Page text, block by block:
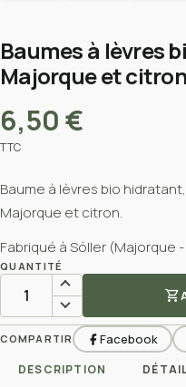
Baumes à lèvres
Majorque et citron
6,50 €
TTC
Baume à lèvres bio
Majorque et citron.
Fabriqué à Sóller (Majorque
QUANTITÉ
shopping_cart
COMPARTIR Facebook
DESCRIPTION